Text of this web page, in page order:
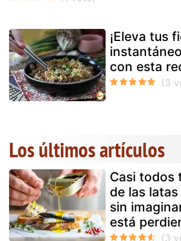
¡Eleva tus
con esta
Los últimos artículos
Casi todos
de las
sin
está